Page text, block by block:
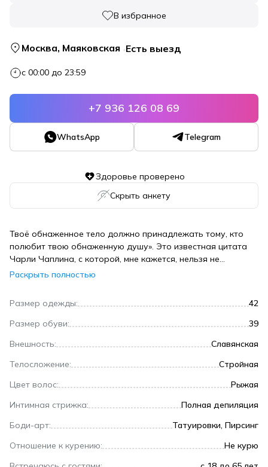
В избранное
Москва, Маяковская Есть выезд
с 00:00 до 23:59
+7 936 126 08 69
WhatsApp Telegram
Здоровье проверено
Скрыть анкету
Твоё обнаженное тело должно принадлежать тому, кто
полюбит твою обнаженную душу». Это известная цитата
Чарли Чаплина, с которой, мне кажется, нельзя не
согласиться. Секс - это не просто примитивное проявление
Забываясь, отдаваться партнеру целиком, наполнять его
кругом нескончаемой страсти. И здесь уже не важно,
нежно или грубо, быстро или медленно - сама суть
процесса завораживает меня и заставляет делиться этим
чувством с партнёром.
Ключицы, руки, пресс - это все про телесность, которая
здесь вторична. Интеллект и все то, что как будто бы выше
поэтому, перед встречей предпочту сначала немного
Раскрыть полностью
Размер одежды:
42
Размер обуви:
39
Внешность:
Славянская
Телосложение:
Стройная
Цвет волос:
Рыжая
Интимная стрижка:
Полная депиляция
Боди-арт:
Татуировки, Пирсинг
Отношение к курению:
Не курю